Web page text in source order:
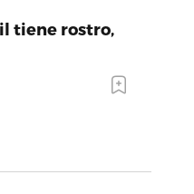
tiene rostro,